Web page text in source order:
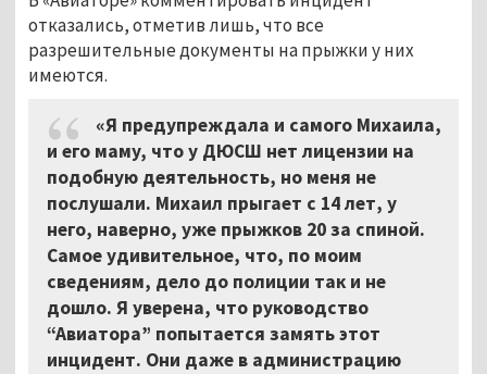
отказались, отметив лишь, что все
разрешительные документы на прыжки у них
имеются.
«Я предупреждала и самого Михаила,
и его маму, что у ДЮСШ нет лицензии на
подобную деятельность, но меня не
послушали. Михаил прыгает с 14 лет, у
него, наверно, уже прыжков 20 за спиной.
Самое удивительное, что, по моим
сведениям, дело до полиции так и не
дошло. Я уверена, что руководство
“Авиатора” попытается замять этот
инцидент. Они даже в администрацию